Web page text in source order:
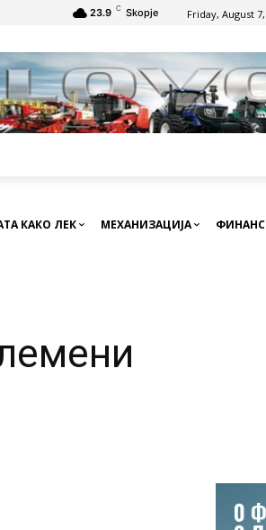
23.9 C Skopje Friday, August
КАКО ЛЕК МЕХАНИЗАЦИЈА